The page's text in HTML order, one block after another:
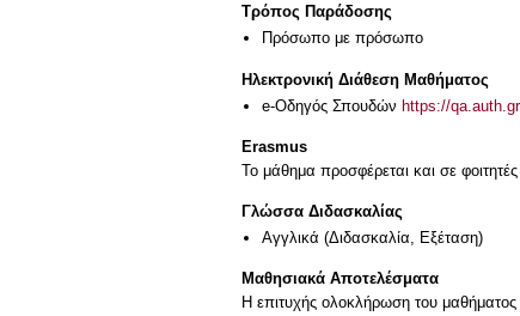
Τρόπος Παράδοσης
Πρόσωπο με πρόσωπο
Ηλεκτρονική Διάθεση Μαθήματος
e-Οδηγός Σπουδών https://
Erasmus
Το μάθημα προσφέρεται και σε
Γλώσσα Διδασκαλίας
Αγγλικά (Διδασκαλία, Εξέταση)
Μαθησιακά Αποτελέσματα
H επιτυχής ολοκλήρωση του